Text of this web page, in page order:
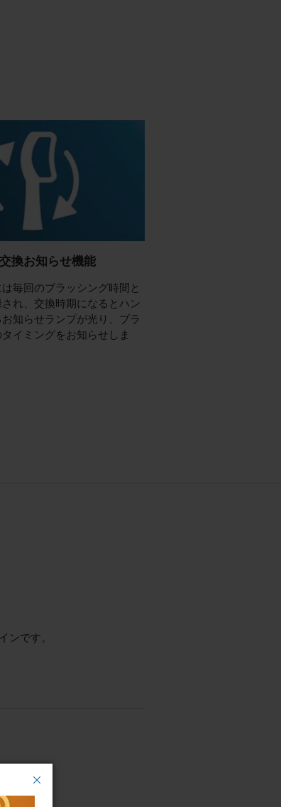
換お知らせ機能
毎回のブラッシング時間と
れ、交換時期になるとハン
お知らせランプが光り、ブラ
イミングをお知らせしま
ンです。